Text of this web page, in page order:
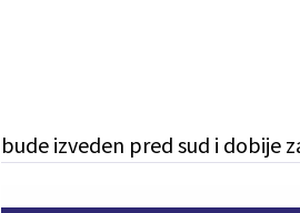
bude izveden pred sud i dobije